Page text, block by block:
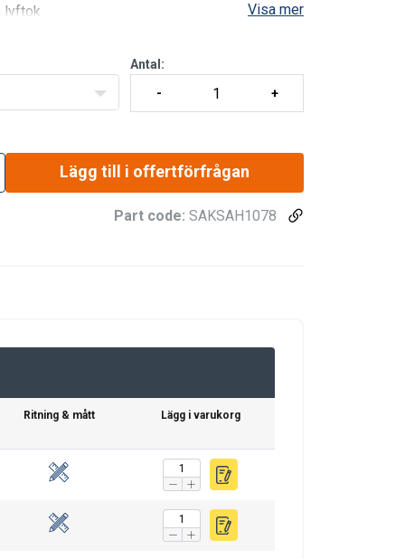
Visa mer
Antal:
Lägg till i offertförfrågan
Part code: SAKSAH1078
Ritning & mått Lägg i varukorg